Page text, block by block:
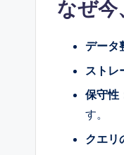
なぜ今
データ
ストレ
保守性
す。
クエリ